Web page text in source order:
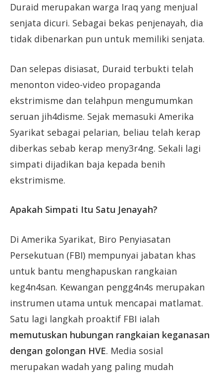
Duraid merupakan warga Iraq yang menjual
senjata dicuri. Sebagai bekas penjenayah, dia
tidak dibenarkan pun untuk memiliki senjata.
Dan selepas disiasat, Duraid terbukti telah
menonton video-video propaganda
ekstrimisme dan telahpun mengumumkan
seruan jih4disme. Sejak memasuki Amerika
Syarikat sebagai pelarian, beliau telah kerap
diberkas sebab kerap meny3r4ng. Sekali lagi
simpati dijadikan baja kepada benih
ekstrimisme.
Apakah Simpati Itu Satu Jenayah?
Di Amerika Syarikat, Biro Penyiasatan
Persekutuan (FBI) mempunyai jabatan khas
untuk bantu menghapuskan rangkaian
keg4n4san. Kewangan pengg4n4s merupakan
instrumen utama untuk mencapai matlamat.
Satu lagi langkah proaktif FBI ialah
memutuskan hubungan rangkaian keganasan
dengan golongan HVE. Media sosial
merupakan wadah yang paling mudah